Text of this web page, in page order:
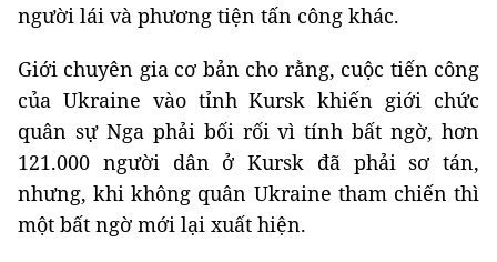
người lái và phương tiện tấn công khác.
Giới chuyên gia cơ bản cho rằng, cuộc tiến công
của Ukraine vào tỉnh Kursk khiến giới chức
quân sự Nga phải bối rối vì tính bất ngờ, hơn
121.000 người dân ở Kursk đã phải sơ tán,
nhưng, khi không quân Ukraine tham chiến thì
một bất ngờ mới lại xuất hiện.